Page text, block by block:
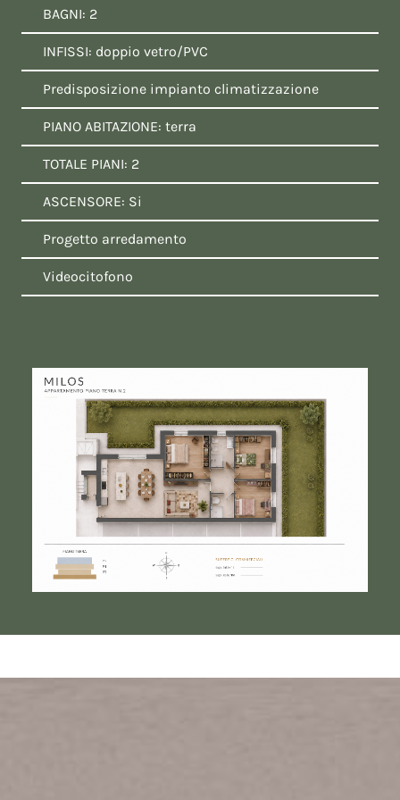
BAGNI: 2
INFISSI: doppio vetro/PVC
Predisposizione impianto climatizzazione
PIANO ABITAZIONE: terra
TOTALE PIANI: 2
ASCENSORE: Si
Progetto arredamento
Videocitofono